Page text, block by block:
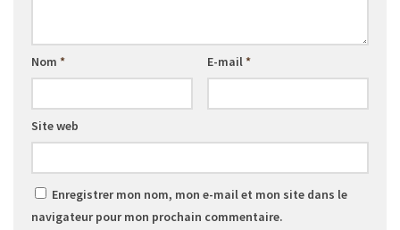
Nom * E-mail*
Site web
Enregistrer mon nom, mon e-mail et mon site dans le
navigateur pour mon prochain commentaire.